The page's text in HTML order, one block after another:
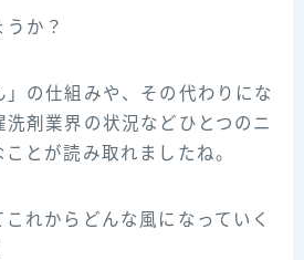
か？
」の仕組みや、その代わりにな
洗剤業界の状況などひとつのニ
とが読み取れましたね。
れからどんな風になっていく